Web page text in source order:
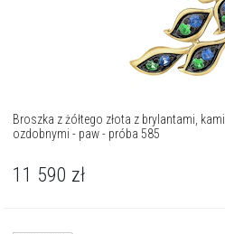
Broszka z żółtego złota z brylantami,
ozdobnymi - paw - próba 585
11 590 zł